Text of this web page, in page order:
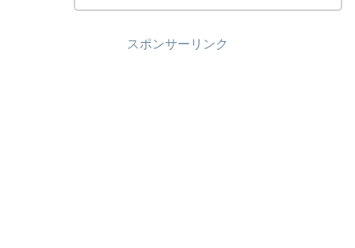
スポンサーリンク